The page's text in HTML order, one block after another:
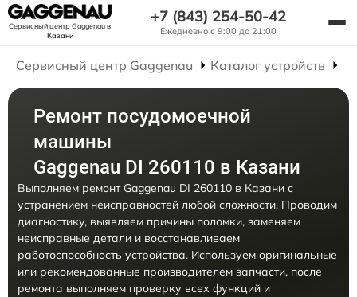
Сервисный центр Gaggenauв
Казани
+7 (843) 254-50-42
Ежедневно с 9:00 до 21:00
Сервисный центр Gaggenau Каталог устройств
Ремонт посудомоечной
машины
Gaggenau DI 260110 в Казани
Выполняем ремонт Gaggenau DI 260110 в Казани с
устранением неисправностей любой сложности. Проводим
диагностику, выявляем причины поломки, заменяем
неисправные детали и восстанавливаем
работоспособность устройства. Используем оригинальные
или рекомендованные производителем запчасти, после
ремонта выполняем проверку всех функций и